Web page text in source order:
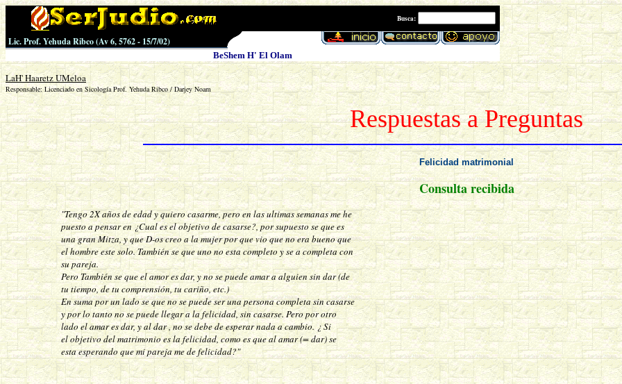
Busca:
Lic. Prof. Yehuda Ribco(Av6, 5762 - 15/7/02)
BeShem H' El Olam
LaH' Haaretz UMeloa
Responsable: Licenciado en Sicología Prof. Yehuda Ribco / Darjey Noam
Respuestas a Preguntas
Felicidad matrimonial
Consulta recibida
"Tengo 2X años de edad y quiero casarme, pero en las ultimas semanas me he
puesto a pensar en ¿Cual es el objetivo de casarse?, por supuesto se que es
una gran Mitza, y que D-os creo a la mujer por que vio que no era bueno que
el hombre este solo. También se que uno no esta completo y se a completa con
su pareja.
Pero También se que el amor es dar, y no se puede amar a alguien sin dar (de
tu tiempo, de tu comprensión, tu cariño, etc.)
En suma por un lado se que no se puede ser una persona completa sin casarse
y por lo tanto no se puede llegar a la felicidad, sin casarse. Pero por otro
lado el amar es dar, y al dar , no se debe de esperar nada a cambio. ¿ Si
el objetivo del matrimonio es la felicidad, como es que al amar (= dar) se
esta esperando que mi pareja me de felicidad?"